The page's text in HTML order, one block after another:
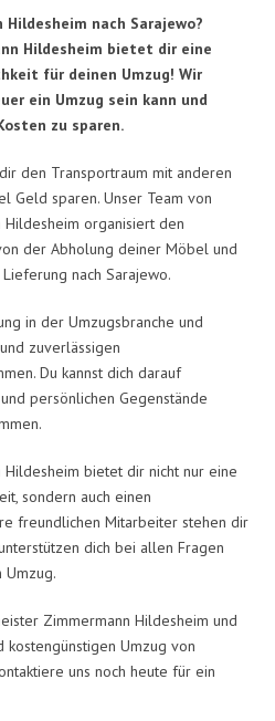
nach Sarajewo?
Hildesheim bietet dir eine
für deinen Umzug! Wir
ein Umzug sein kann und
zu sparen.
den Transportraum mit anderen
Geld sparen. Unser Team von
organisiert den
der Abholung deiner Möbel und
nach Sarajewo.
in der Umzugsbranche und
zuverlässigen
Du kannst dich darauf
persönlichen Gegenstände
bietet dir nicht nur eine
sondern auch einen
freundlichen Mitarbeiter stehen dir
dich bei allen Fragen
Umzug.
Zimmermann Hildesheim und
Umzug von
uns noch heute für ein